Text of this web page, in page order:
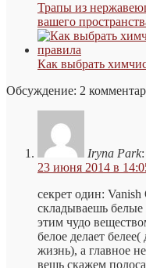
Трапы из
вашего
Как выбрать
Обсуждение: 2
Iryna Park:
23 июня 2014 в
секрет один:
складываешь белые
этим чудо
белое делает
жизнь), а главное
вещь скажем